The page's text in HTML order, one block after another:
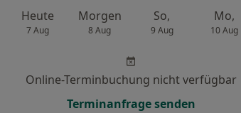
Heute
7 Aug
Morgen
8 Aug
So,
9 Aug
Mo,
10 Aug
Online-Terminbuchung nicht verfügbar
Terminanfrage senden